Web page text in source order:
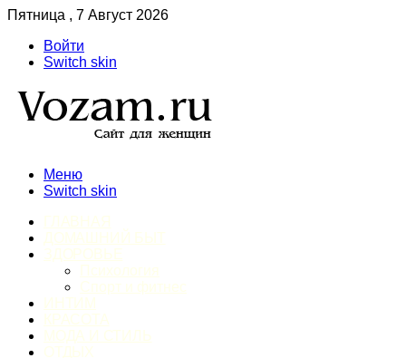
Пятница , 7 Август 2026
Войти
Switch skin
Меню
Switch skin